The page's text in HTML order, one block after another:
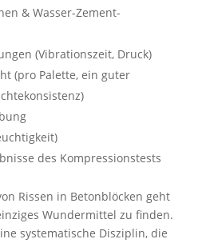
& Wasser-Zement-
(Vibrationszeit, Druck)
(pro Palette, ein guter
des Kompressionstests
Rissen in Betonblöcken geht
Wundermittel zu finden.
systematische Disziplin, die